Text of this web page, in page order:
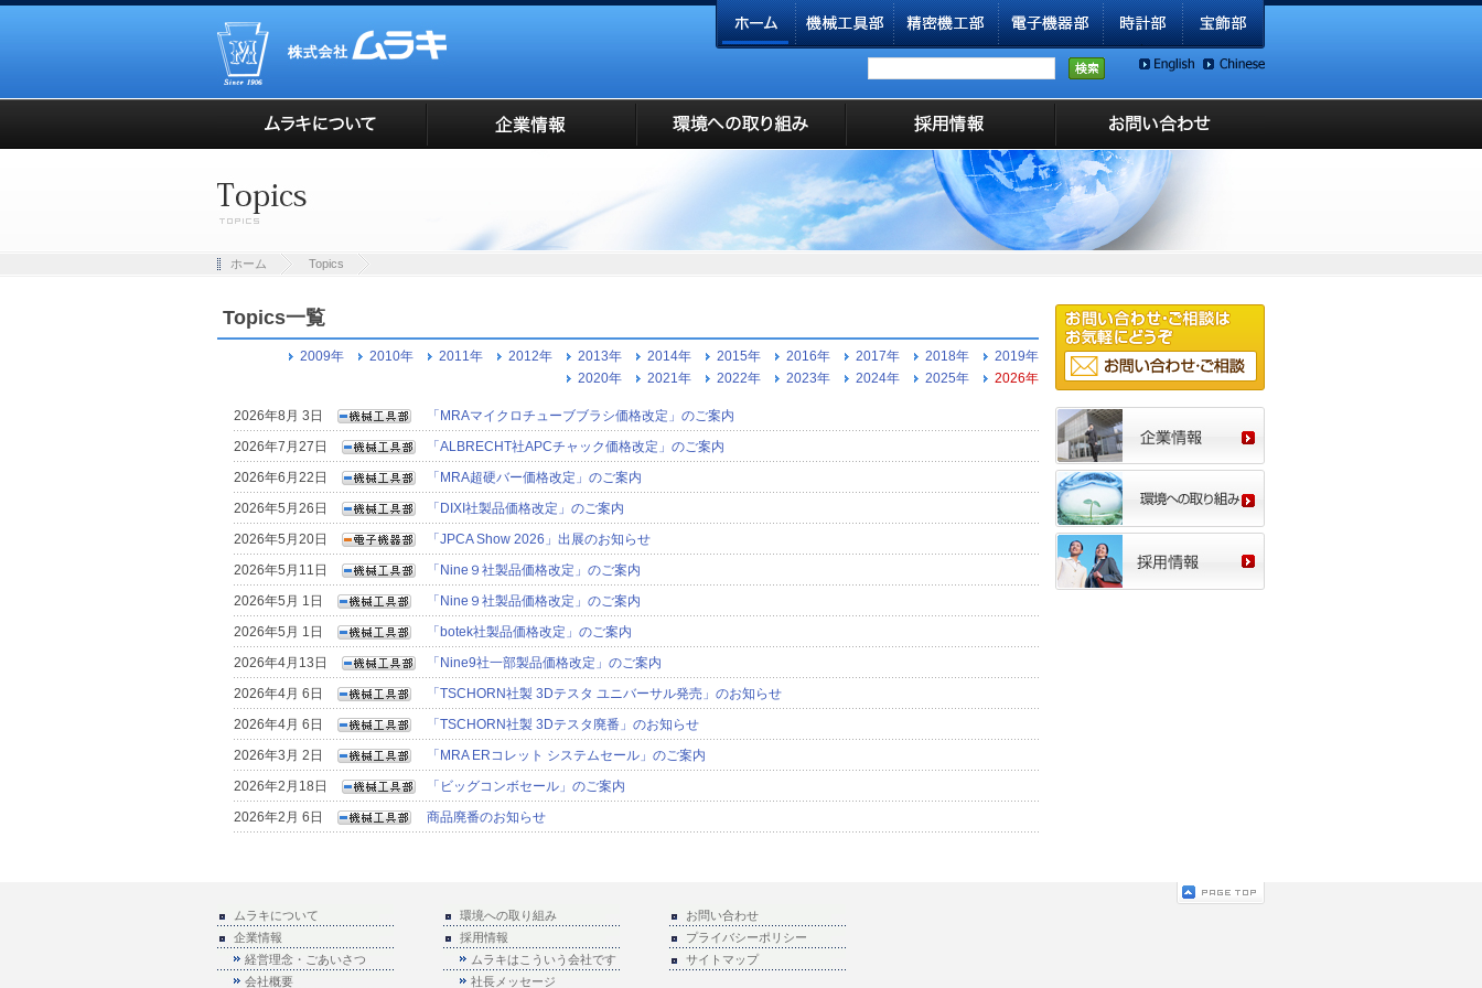
ホーム Topics
Topics一覧
2009年 2010年 2011年 2012年 2013年 2014年 2015年 2016年 2017年 2018年
2019年
2020年
2021年 2022年 2023年 2024年 2025年 2026年
2026年8月 3日
「MRAマイクロチューブブラシ価格改定」のご案内
2026年7月27日
「ALBRECHT社APCチャック価格改定」のご案内
2026年6月22日
「MRA超硬バー価格改定」のご案内
2026年5月26日
「DIXI社製品価格改定」のご案内
2026年5月20日
「JPCA Show 2026」出展のお知らせ
2026年5月11日
「Nine９社製品価格改定」のご案内
2026年5月 1日
「Nine９社製品価格改定」のご案内
2026年5月 1日
「botek社製品価格改定」のご案内
2026年4月13日
「Nine9社一部製品価格改定」のご案内
2026年4月 6日
「TSCHORN社製 3Dテスタ ユニバーサル発売」のお知らせ
2026年4月 6日
「TSCHORN社製 3Dテスタ廃番」のお知らせ
2026年3月 2日
「MRA ERコレット システムセール」のご案内
2026年2月18日
「ビッグコンボセール」のご案内
2026年2月 6日
商品廃番のお知らせ
ムラキについて
企業情報
経営理念・ごあいさつ
会社概要
環境への取り組み
採用情報
ムラキはこういう会社です
社長メッセージ
お問い合わせ
プライバシーポリシー
サイトマップ